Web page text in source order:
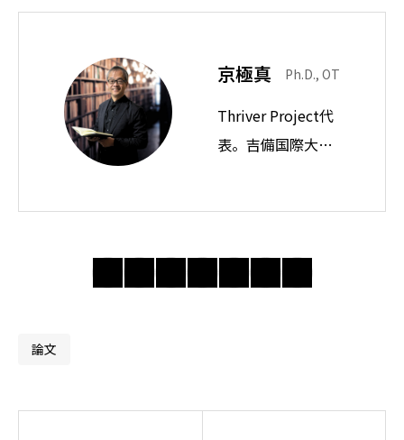
京極真 Ph.D., OT
Thriver Project代
表。吉備国際大学
問い直し、分かり
合えない世界で人
論文
論文の質を吟味するための読み方以前モンダイ
論文の質を吟味するための読み方【批判的吟味】
まとめ：論文の質を吟味するための読み方の留意点